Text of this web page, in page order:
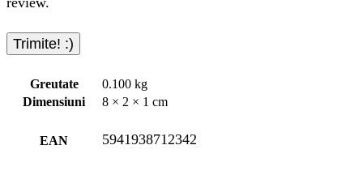
Greutate
0.100 kg
Dimensiuni
8 × 2 × 1 cm
EAN 5941938712342